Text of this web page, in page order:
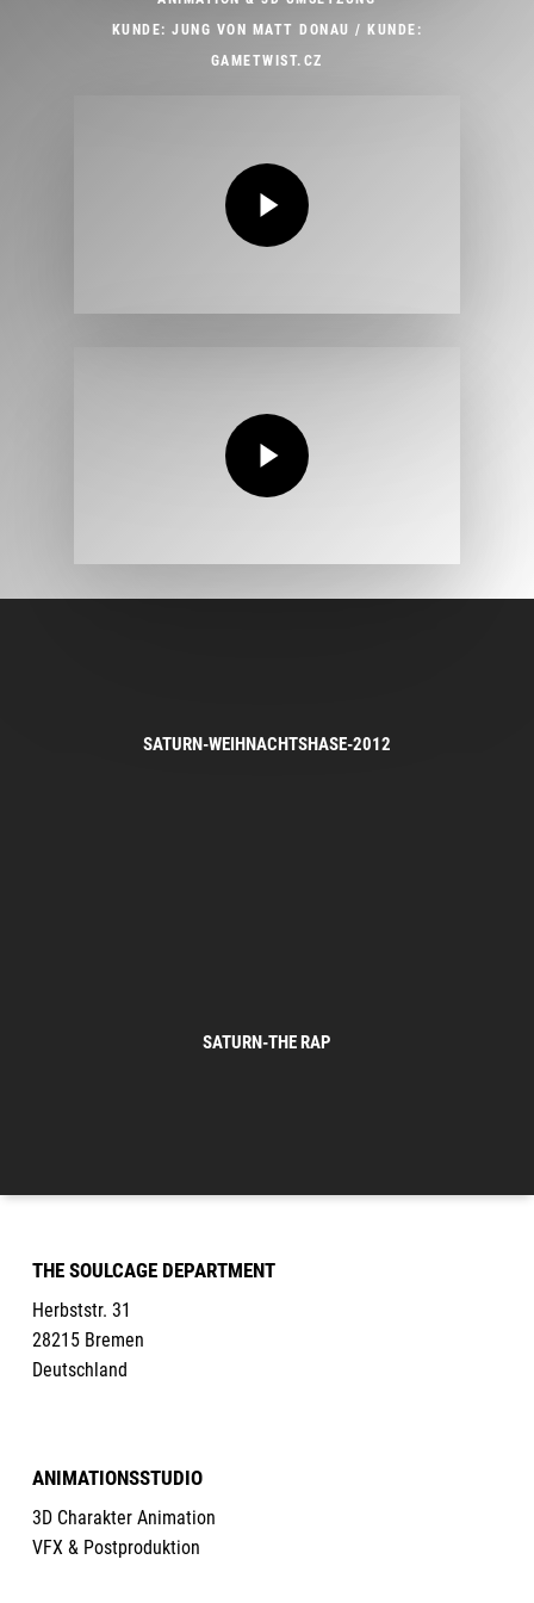
KUNDE: JUNG VON MATT DONAU / KUNDE:
GAMETWIST.CZ
Play Video
Play Video
SATURN-WEIHNACHTSHASE-2012
SATURN-THE RAP
THE SOULCAGE DEPARTMENT
Herbststr. 31
28215 Bremen
Deutschland
ANIMATIONSSTUDIO
3D Charakter Animation
VFX & Postproduktion